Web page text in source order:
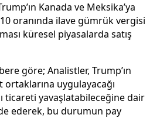
Kanada ve Meksika’ya
oranında ilave gümrük vergisi
küresel piyasalarda satış
göre; Analistler, Trump’ın
ortaklarına uygulayacağı
ticareti yavaşlatabileceğine dair
ederek, bu durumun pay